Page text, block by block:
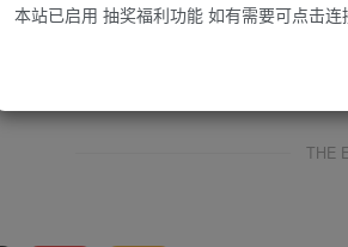
提供国内外软件开发技术和软件共享，着力为用
载文件为网络共享资源，请于下载后的24小时内
内容均转自互联网。如有内容侵犯您的版权或
THE
本站已启用 抽奖福利功能 如有需要可点击连